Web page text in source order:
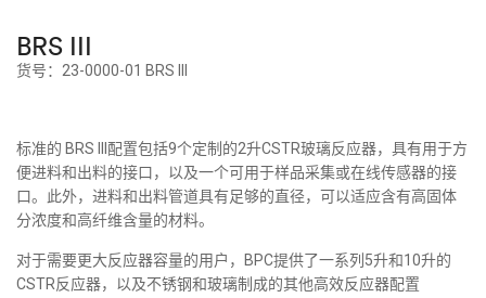
BRS III
货号：23-0000-01 BRS III
标准的 BRS III配置包括9个定制的2升CSTR玻璃反应器，具有用于方
便进料和出料的接口，以及一个可用于样品采集或在线传感器的接
口。此外，进料和出料管道具有足够的直径，可以适应含有高固体
分浓度和高纤维含量的材料。
对于需要更大反应器容量的用户，BPC提供了一系列5升和10升的
CSTR反应器，以及不锈钢和玻璃制成的其他高效反应器配置